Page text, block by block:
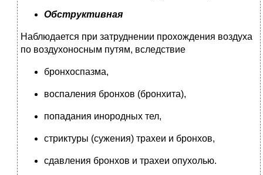
Обструктивная
Наблюдается при затруднении прохождения воздуха
по воздухоносным путям, вследствие
бронхоспазма,
воспаления бронхов (бронхита),
попадания инородных тел,
стриктуры (сужения) трахеи и бронхов,
сдавления бронхов и трахеи опухолью.